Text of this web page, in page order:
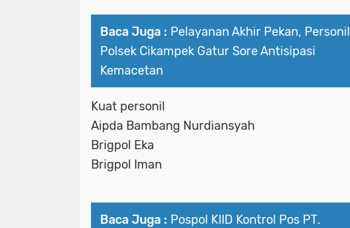
Baca Juga : Pelayanan Akhir Pekan, Personil
Polsek Cikampek Gatur Sore Antisipasi
Kemacetan
Kuat personil
Aipda Bambang Nurdiansyah
Brigpol Eka
Brigpol Iman
Baca Juga : Pospol KIID Kontrol Pos PT.